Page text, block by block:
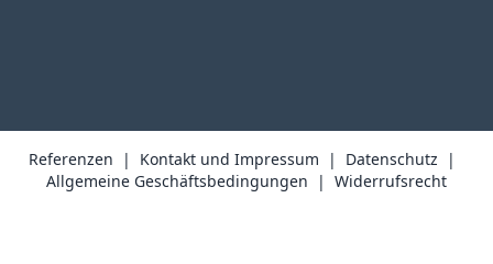
Referenzen Kontakt und Impressum
Datenschutz
Allgemeine Geschäftsbedingungen
Widerrufsrecht